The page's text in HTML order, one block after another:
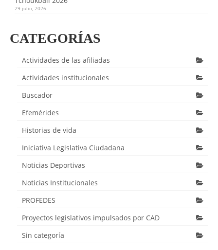
29 julio, 2026
CATEGORÍAS
Actividades de las afiliadas
Actividades institucionales
Buscador
Efemérides
Historias de vida
Iniciativa Legislativa Ciudadana
Noticias Deportivas
Noticias Institucionales
PROFEDES
Proyectos legislativos impulsados por CAD
Sin categoría